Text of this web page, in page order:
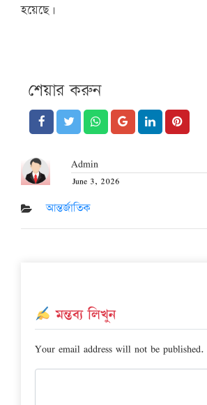
হয়েছে।
শেয়ার করুন
Admin
Posted
on
June 3, 2026
আন্তর্জাতিক
মন্তব্য লিখুন
Your email address will not be published.